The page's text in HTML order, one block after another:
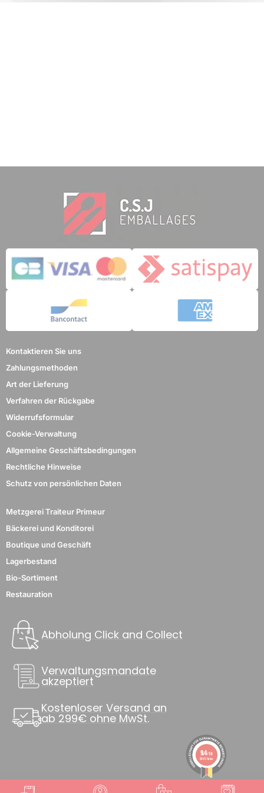
Kontaktieren Sie uns
Zahlungsmethoden
Art der Lieferung
Verfahren der Rückgabe
Widerrufsformular
Cookie-Verwaltung
Allgemeine Geschäftsbedingungen
Rechtliche Hinweise
Schutz von persönlichen Daten
Metzgerei Traiteur Primeur
Bäckerei und Konditorei
Boutique und Geschäft
Lagerbestand
Bio-Sortiment
Restauration
Abholung Click and Collect
Verwaltungsmandate
akzeptiert
Kostenloser Versand an
ab 299€ ohne MwSt.
9.4/10
8845 Noten